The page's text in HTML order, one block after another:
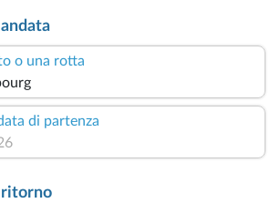
o una rotta
di partenza